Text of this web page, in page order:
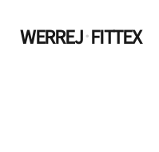
WERREJ·FITTEX